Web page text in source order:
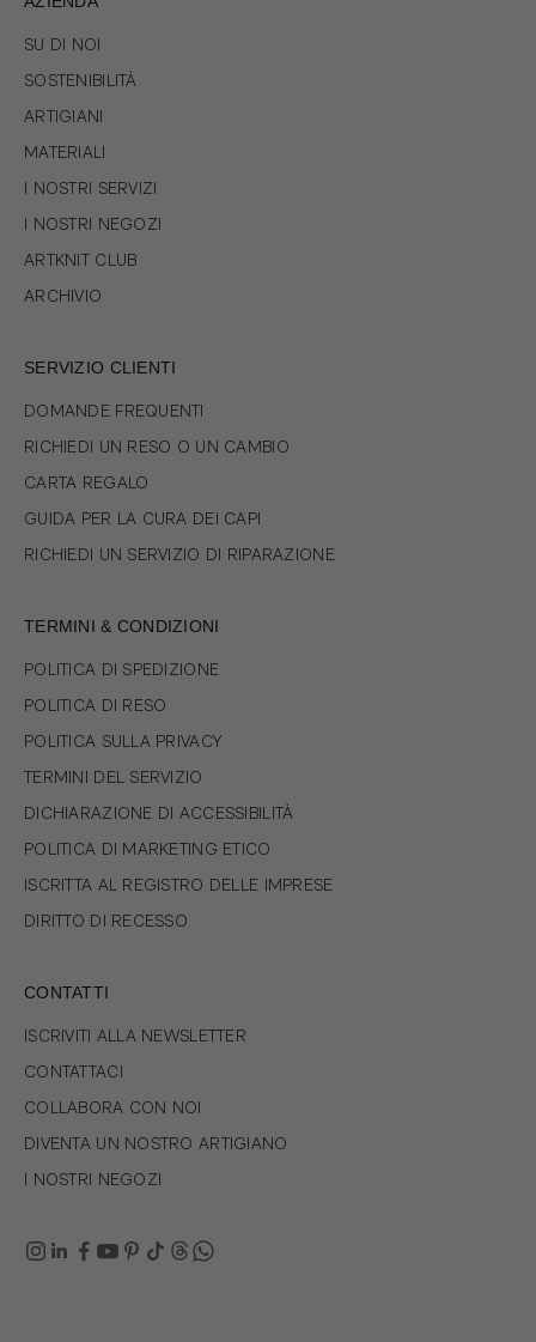
SU DI NOI
SOSTENIBILITÀ
ARTIGIANI
MATERIALI
I NOSTRI SERVIZI
I NOSTRI NEGOZI
ARTKNIT CLUB
ARCHIVIO
SERVIZIO CLIENTI
DOMANDE FREQUENTI
RICHIEDI UN RESO O UN CAMBIO
CARTA REGALO
GUIDA PER LA CURA DEI CAPI
RICHIEDI UN SERVIZIO DI RIPARAZIONE
TERMINI & CONDIZIONI
POLITICA DI SPEDIZIONE
POLITICA DI RESO
POLITICA SULLA PRIVACY
TERMINI DEL SERVIZIO
DICHIARAZIONE DI ACCESSIBILITÀ
POLITICA DI MARKETING ETICO
ISCRITTA AL REGISTRO DELLE IMPRESE
DIRITTO DI RECESSO
CONTATTI
ISCRIVITI ALLA NEWSLETTER
CONTATTACI
COLLABORA CON NOI
DIVENTA UN NOSTRO ARTIGIANO
I NOSTRI NEGOZI